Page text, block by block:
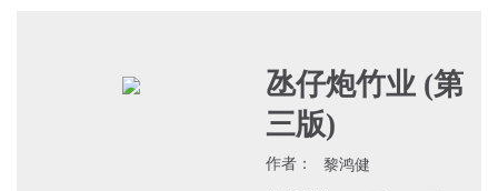
氹仔炮竹业 (第
三版)
作者： 黎鸿健